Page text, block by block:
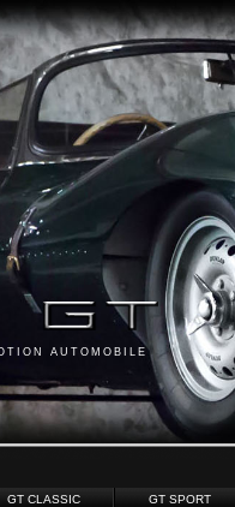
AUTOMOBILE
GT CLASSIC GT SPORT